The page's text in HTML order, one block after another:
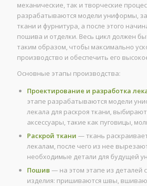
механические, так и творческие
разрабатываются модели униформы,
ткани и фурнитура, а после этого
пошива и отделки. Весь цикл должен
таким образом, чтобы максимально
производство и обеспечить его
Основные этапы производства:
Проектирование и разработка
этапе разрабатываются модели
лекала для раскроя ткани,
аксессуары, такие как пуговицы,
Раскрой ткани — ткань
лекалам, после чего из нее
необходимые детали для будущей
Пошив — на этом этапе из деталей
изделия: пришиваются швы,